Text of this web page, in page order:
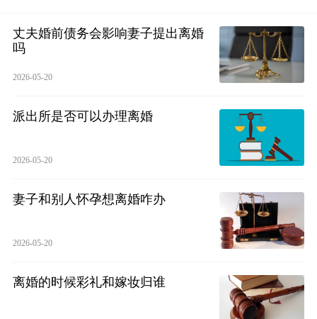
丈夫婚前债务会影响妻子提出离婚
吗
2026-05-20
派出所是否可以办理离婚
2026-05-20
妻子和别人怀孕想离婚咋办
2026-05-20
离婚的时候彩礼和嫁妆归谁